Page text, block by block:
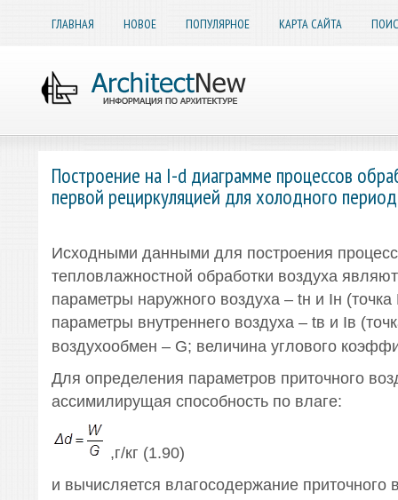
ГЛАВНАЯ НОВОЕ ПОПУЛЯРНОЕ КАРТА САЙТА
Построение на I-d диаграмме процессов
первой рециркуляцией для холодного
Исходными данными для построения
тепловлажностной обработки воздуха
параметры наружного воздуха – tн и Iн
параметры внутреннего воздуха – tв и Iв
воздухообмен – G; величина углового
Для определения параметров приточного
ассимилирущая способность по влаге:
,г/кг (1.90)
и вычисляется влагосодержание приточного